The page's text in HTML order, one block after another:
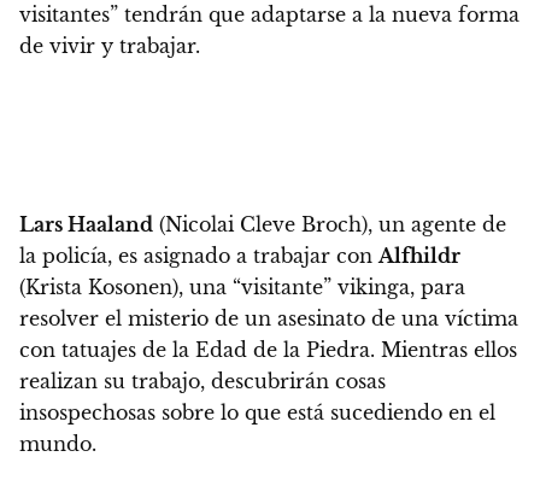
visitantes” tendrán que adaptarse a la nueva forma
de vivir y trabajar.
Lars Haaland (Nicolai Cleve Broch), un agente de
la policía, es asignado a trabajar con Alfhildr
(Krista Kosonen), una “visitante” vikinga, para
resolver el misterio de un asesinato de una víctima
con tatuajes de la Edad de la Piedra. Mientras ellos
realizan su trabajo, descubrirán cosas
insospechosas sobre lo que está sucediendo en el
mundo.